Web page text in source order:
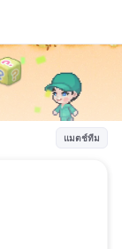
แมตช์ทีม